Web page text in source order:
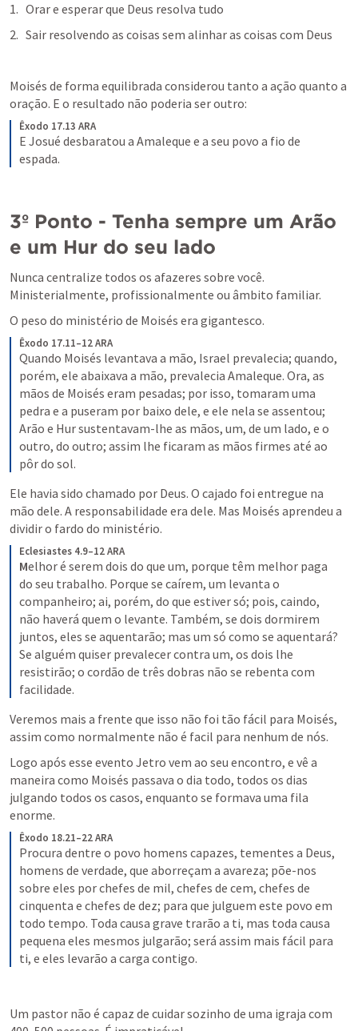
Orar e esperar que Deus resolva tudo
Sair resolvendo as coisas sem alinhar as coisas com Deus
Moisés de forma equilibrada considerou tanto a ação quanto a
oração. E o resultado não poderia ser outro:
Êxodo 17.13 ARA
E Josué desbaratou a Amaleque e a seu povo a fio de
espada.
3º Ponto - Tenha sempre um Arão
e um Hur do seu lado
Nunca centralize todos os afazeres sobre você.
Ministerialmente, profissionalmente ou âmbito familiar.
O peso do ministério de Moisés era gigantesco.
Êxodo 17.11–12 ARA
Quando Moisés levantava a mão, Israel prevalecia; quando,
porém, ele abaixava a mão, prevalecia Amaleque. Ora, as
mãos de Moisés eram pesadas; por isso, tomaram uma
pedra e a puseram por baixo dele, e ele nela se assentou;
Arão e Hur sustentavam-lhe as mãos, um, de um lado, e o
outro, do outro; assim lhe ficaram as mãos firmes até ao
pôr do sol.
Ele havia sido chamado por Deus. O cajado foi entregue na
mão dele. A responsabilidade era dele. Mas Moisés aprendeu a
dividir o fardo do ministério.
Eclesiastes 4.9–12 ARA
Melhor é serem dois do que um, porque têm melhor paga
do seu trabalho. Porque se caírem, um levanta o
companheiro; ai, porém, do que estiver só; pois, caindo,
não haverá quem o levante. Também, se dois dormirem
juntos, eles se aquentarão; mas um só como se aquentará?
Se alguém quiser prevalecer contra um, os dois lhe
resistirão; o cordão de três dobras não se rebenta com
facilidade.
Veremos mais a frente que isso não foi tão fácil para Moisés,
assim como normalmente não é facil para nenhum de nós.
Logo após esse evento Jetro vem ao seu encontro, e vê a
maneira como Moisés passava o dia todo, todos os dias
julgando todos os casos, enquanto se formava uma fila
enorme.
Êxodo 18.21–22 ARA
Procura dentre o povo homens capazes, tementes a Deus,
homens de verdade, que aborreçam a avareza; põe-nos
sobre eles por chefes de mil, chefes de cem, chefes de
cinquenta e chefes de dez; para que julguem este povo em
todo tempo. Toda causa grave trarão a ti, mas toda causa
pequena eles mesmos julgarão; será assim mais fácil para
ti, e eles levarão a carga contigo.
Um pastor não é capaz de cuidar sozinho de uma igraja com